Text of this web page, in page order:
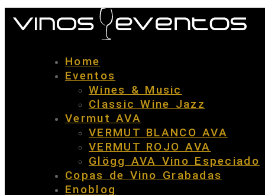
Home
Eventos
Wines & Music
Classic Wine Jazz
Vermut AVA
VERMUT BLANCO AVA
VERMUT ROJO AVA
Glögg AVA Vino Especiado
Copas de Vino Grabadas
Enoblog